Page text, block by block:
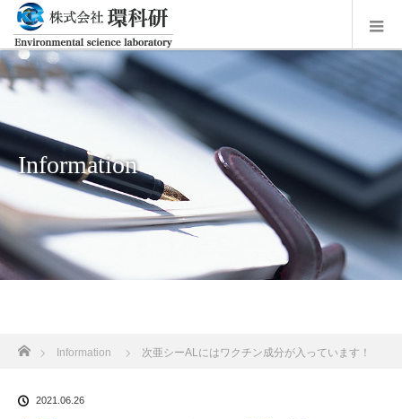
Information
ホーム
Information 次亜シーALにはワクチン成分が入っています！
2021.06.26